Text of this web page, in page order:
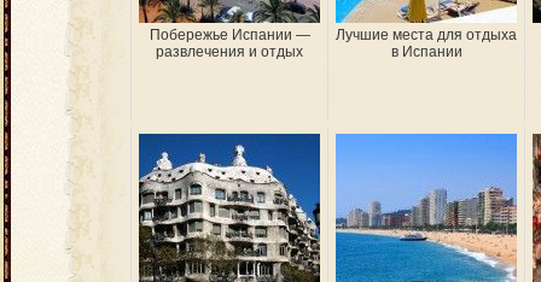
Побережье Испании —
развлечения и отдых
Лучшие места для отдыха
в Испании